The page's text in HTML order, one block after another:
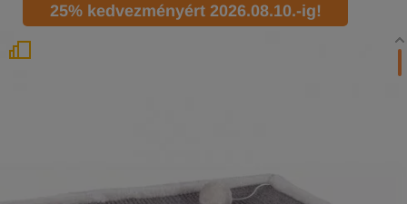
25% kedvezményért 2026.08.10.-ig!